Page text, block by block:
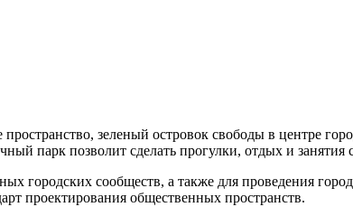
зеленый островок свободы в центре
парк позволит сделать прогулки, отдых и
город­ских сообществ, а также для проведения
проектирования общественных пространств.